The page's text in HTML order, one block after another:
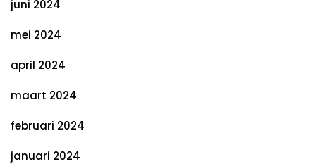
juni 2024
mei 2024
april 2024
maart 2024
februari 2024
januari 2024